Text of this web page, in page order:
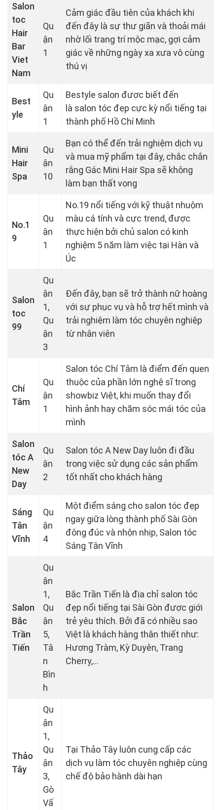
Salon
toc
Hair
Bar
Viet
Nam
Qu
ận
1
Cảm giác đầu tiên của khách khi
đến đây là sự thư giãn và thoải mái
nhờ lối trang trí mộc mạc, gợi cảm
giác về những ngày xa xưa vô cùng
thú vị
Best
yle
Qu
ận
1
Bestyle salon được biết đến
là salon tóc đẹp cực kỳ nổi tiếng tại
thành phố Hồ Chí Minh
Mini
Hair
Spa
Qu
ận
10
Bạn có thể đến trải nghiệm dịch vụ
và mua mỹ phẩm tại đây, chắc chắn
rằng Gác Mini Hair Spa sẽ không
làm bạn thất vọng
No.1
9
Qu
ận
1
No.19 nổi tiếng với kỹ thuật nhuộm
màu cá tính và cực trend, được
thực hiện bởi chủ salon có kinh
nghiệm 5 năm làm việc tại Hàn và
Úc
Salon
toc
99
Qu
ận
1,
Qu
ận
3
Đến đây, bạn sẽ trở thành nữ hoàng
với sự phục vụ và hỗ trợ hết mình và
trải nghiệm làm tóc chuyên nghiệp
từ nhân viên
Chí
Tâm
Qu
ận
1
Salon tóc Chí Tâm là điểm đến quen
thuộc của phần lớn nghệ sĩ trong
showbiz Việt, khi muốn thay đổi
hình ảnh hay chăm sóc mái tóc của
mình
Salon
tóc A
New
Day
Qu
ận
2
Salon tóc A New Day luôn đi đầu
trong việc sử dụng các sản phẩm
tốt nhất cho khách hàng
Sáng
Tân
Vĩnh
Qu
ận
4
Một điểm sáng cho salon tóc đẹp
ngay giữa lòng thành phố Sài Gòn
đông đúc và nhộn nhịp, Salon tóc
Sáng Tân Vĩnh
Salon
Bắc
Trần
Tiến
Qu
ận
1,
Qu
ận
5,
Tâ
n
Bìn
h
Bắc Trần Tiến là địa chỉ salon tóc
đẹp nổi tiếng tại Sài Gòn được giới
trẻ yêu thích. Bởi đã có nhiều sao
Việt là khách hàng thân thiết như:
Hương Tràm, Kỳ Duyên, Trang
Cherry,…
Thảo
Tây
Qu
ận
1,
Qu
ận
3,
Gò
Vấ
Tại Thảo Tây luôn cung cấp các
dịch vụ làm tóc chuyên nghiệp cùng
chế độ bảo hành dài hạn